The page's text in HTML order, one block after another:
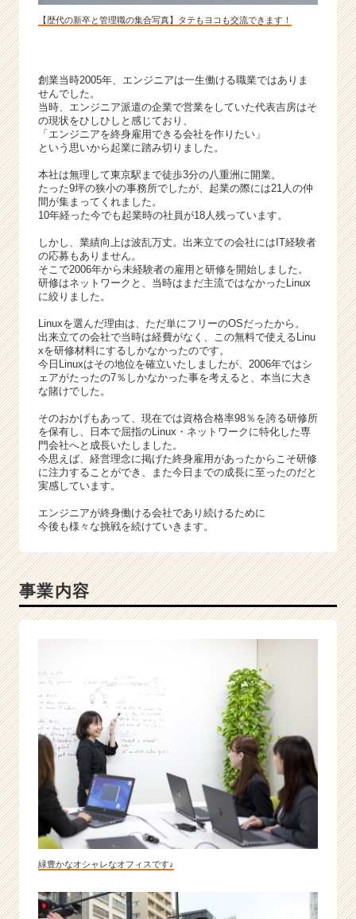
く
サ
ト
チ
ア
ャ
リ
ア
h
e
e
a
r
e
e
【歴代の新卒と管理職の集合写真】タテもヨコも交流できます！
創業当時2005年、エンジニアは一生働ける職業ではありま
せんでした。
当時、エンジニア派遣の企業で営業をしていた代表吉房はそ
の現状をひしひしと感じており、
「エンジニアを終身雇用できる会社を作りたい」
という思いから起業に踏み切りました。
本社は無理して東京駅まで徒歩3分の八重洲に開業。
たった9坪の狭小の事務所でしたが、起業の際には21人の仲
間が集まってくれました。
10年経った今でも起業時の社員が18人残っています。
しかし、業績向上は波乱万丈。出来立ての会社にはIT経験者
の応募もありません。
そこで2006年から未経験者の雇用と研修を開始しました。
研修はネットワークと、当時はまだ主流ではなかったLinux
に絞りました。
Linuxを選んだ理由は、ただ単にフリーのOSだったから。
出来立ての会社で当時は経費がなく、この無料で使えるLinu
xを研修材料にするしかなかったのです。
今日Linuxはその地位を確立いたしましたが、2006年ではシ
ェアがたったの7％しかなかった事を考えると、本当に大き
な賭けでした。
そのおかげもあって、現在では資格合格率98％を誇る研修所
を保有し、日本で屈指のLinux・ネットワークに特化した専
門会社へと成長いたしました。
今思えば、経営理念に掲げた終身雇用があったからこそ研修
に注力することができ、また今日までの成長に至ったのだと
実感しています。
エンジニアが終身働ける会社であり続けるために
今後も様々な挑戦を続けていきます。
事業内容
緑豊かなオシャレなオフィスです♪